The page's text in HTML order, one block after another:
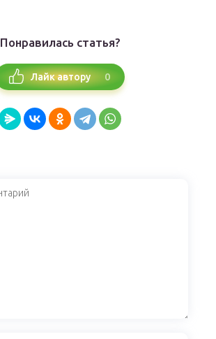
Понравилась статья?
Лайк автору 0